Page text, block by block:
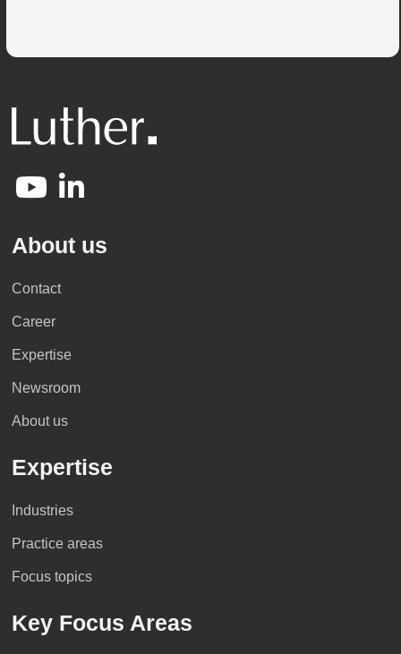
About us
Contact
Career
Expertise
Newsroom
About us
Expertise
Industries
Practice areas
Focus topics
Key Focus Areas